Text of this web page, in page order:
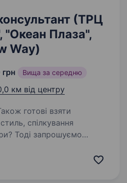
(ТРЦ
"Океан Плаза",
Way)
Вища за середню
км від центру
готові взяти
Тоді запрошуємо
капелюхи, бейсболки,